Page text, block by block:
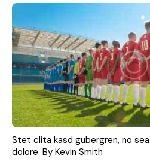
Stet clita kasd gubergren, no
dolore. By Kevin Smith